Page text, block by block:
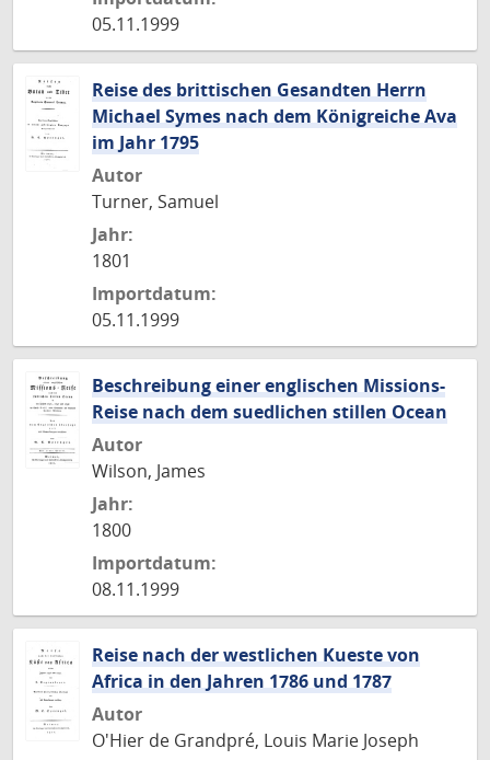
05.11.1999
Reise des brittischen Gesandten Herrn
Michael Symes nach dem Königreiche Ava
im Jahr 1795
Autor
Turner, Samuel
Jahr:
1801
Importdatum:
05.11.1999
Beschreibung einer englischen Missions-
Reise nach dem suedlichen stillen Ocean
Autor
Wilson, James
Jahr:
1800
Importdatum:
08.11.1999
Reise nach der westlichen Kueste von
Africa in den Jahren 1786 und 1787
Autor
O'Hier de Grandpré, Louis Marie Joseph